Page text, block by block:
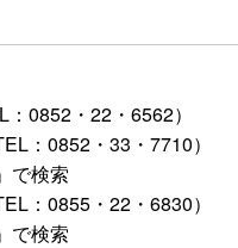
0852・22・6562）
：0852・33・7710）
で検索
：0855・22・6830）
で検索